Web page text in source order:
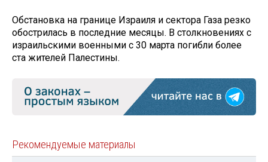
Обстановка на границе Израиля и сектора Газа резко
обострилась в последние месяцы. В столкновениях с
израильскими военными с 30 марта погибли более
ста жителей Палестины.
Рекомендуемые материалы